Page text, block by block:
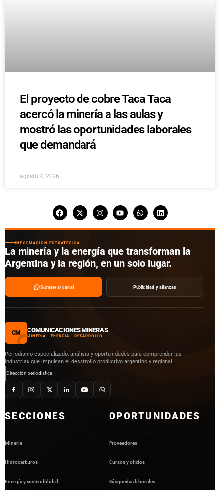
El proyecto de cobre Taca Taca
acercó la minería a las aulas y
mostró las oportunidades laborales
que demandará
agosto 4, 2026
INFORMACIÓN ESTRATÉGICA
La minería y la energía que transforman la
Argentina y la región, en un solo lugar.
Sumate al canal Publicidad y alianzas
CM COMUNICACIONES MINERAS
MINERÍA · ENERGÍA · DESARROLLO
Periodismo especializado, análisis y oportunidades para comprender las
industrias que impulsan el desarrollo productivo argentino y regional.
Dirección periodística
SECCIONES
Minería
Hidrocarburos
Energía y sostenibilidad
OPORTUNIDADES
Proveedores
Cursos y oficios
Búsquedas laborales